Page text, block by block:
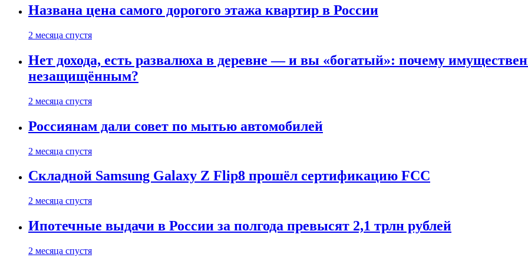
Названа цена самого дорогого этажа квартир в России
2 месяца спустя
Нет дохода, есть развалюха в деревне — и вы «богатый»: почему
незащищённым?
2 месяца спустя
Россиянам дали совет по мытью автомобилей
2 месяца спустя
Складной Samsung Galaxy Z Flip8 прошёл сертификацию FCC
2 месяца спустя
Ипотечные выдачи в России за полгода превысят 2,1 трлн рублей
2 месяца спустя